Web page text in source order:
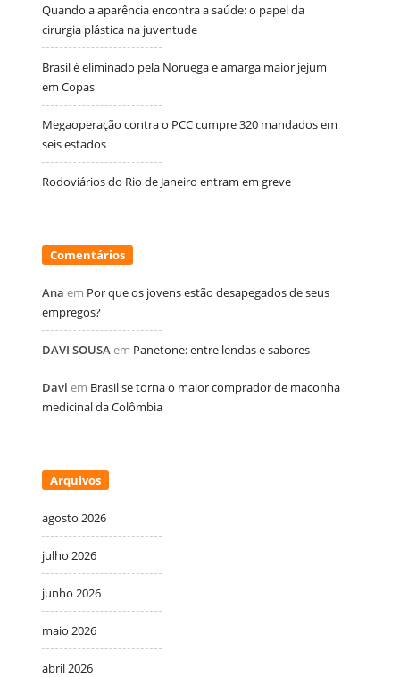
Quando a aparência encontra a saúde: o papel da
cirurgia plástica na juventude
Brasil é eliminado pela Noruega e amarga maior jejum
em Copas
Megaoperação contra o PCC cumpre 320 mandados em
seis estados
Rodoviários do Rio de Janeiro entram em greve
Comentários
Ana em Por que os jovens estão desapegados de seus
empregos?
DAVI SOUSA em Panetone: entre lendas e sabores
Davi em Brasil se torna o maior comprador de maconha
medicinal da Colômbia
Arquivos
agosto 2026
julho 2026
junho 2026
maio 2026
abril 2026